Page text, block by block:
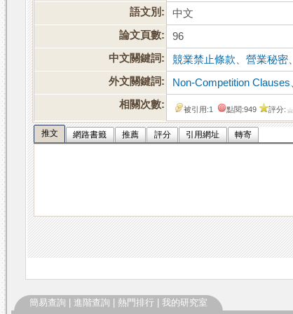
語文別:
中文
論文頁數:
96
中文關鍵詞:
競業禁止條款 、營業秘密
外文關鍵詞:
Non-Competition Clauses
相關次數:
被引用:1 點閱:949 評分:
推文 網路書籤 推薦 評分 引用網址 轉寄
簡易查詢 進階查詢 熱門排行 我的研究室